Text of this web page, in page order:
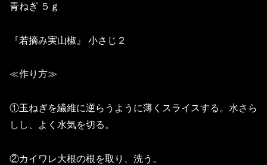
青ねぎ ５ｇ
『若摘み実山椒』 小さじ２
≪作り方≫
①玉ねぎを繊維に逆らうように薄くスライスする。水さら
しし、よく水気を切る。
②カイワレ大根の根を取り、洗う。